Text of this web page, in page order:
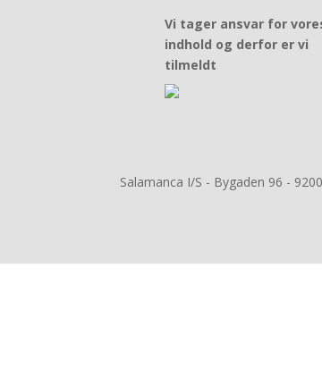
Vi tager ansvar for
indhold og derfor er vi
tilmeldt
Salamanca I/S - Bygaden 96 -